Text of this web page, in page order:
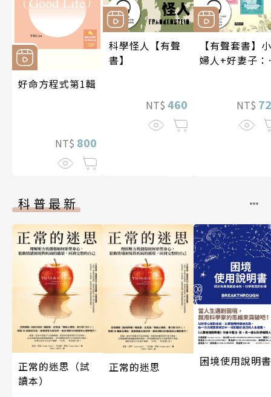
好命方程式第1輯
NT$ 800
科學怪人【有聲
書】
NT$ 460
【有聲套書】小
婦人+好妻子：
NT$
科普最新
正常的迷思（試
讀本）
正常的迷思 困境使用說明書